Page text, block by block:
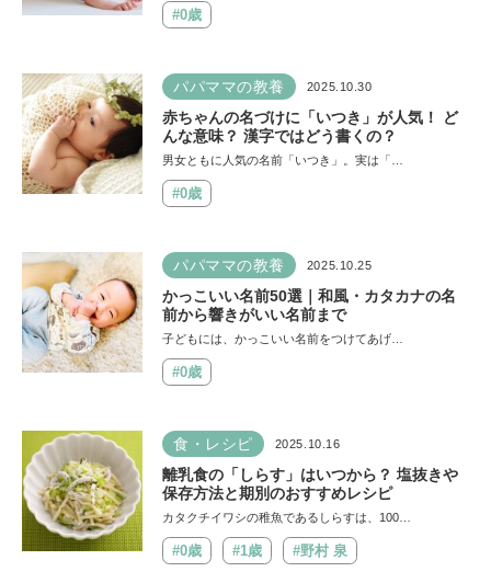
#0歳
パパママの教養 2025.10.30
赤ちゃんの名づけに「いつき」が人気！ ど
んな意味？ 漢字ではどう書くの？
男女ともに人気の名前「いつき」。実は「…
#0歳
パパママの教養 2025.10.25
かっこいい名前50選｜和風・カタカナの名
前から響きがいい名前まで
子どもには、かっこいい名前をつけてあげ…
#0歳
食・レシピ 2025.10.16
離乳食の「しらす」はいつから？ 塩抜きや
保存方法と期別のおすすめレシピ
カタクチイワシの稚魚であるしらすは、100…
#0歳 #1歳 #野村 泉